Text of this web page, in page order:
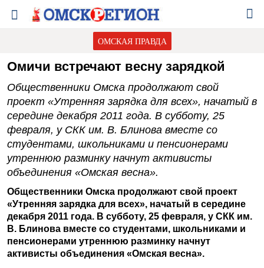
ОМСКАЯ ПРАВДА
Омичи встречают весну зарядкой
Общественники Омска продолжают свой
проект «Утренняя зарядка для всех», начатый в
середине декабря 2011 года. В субботу, 25
февраля, у СКК им. В. Блинова вместе со
студентами, школьниками и пенсионерами
утреннюю разминку начнут активисты
объединения «Омская весна».
Общественники Омска продолжают свой проект
«Утренняя зарядка для всех», начатый в середине
декабря 2011 года. В субботу, 25 февраля, у СКК им.
В. Блинова вместе со студентами, школьниками и
пенсионерами утреннюю разминку начнут
активисты объединения «Омская весна».